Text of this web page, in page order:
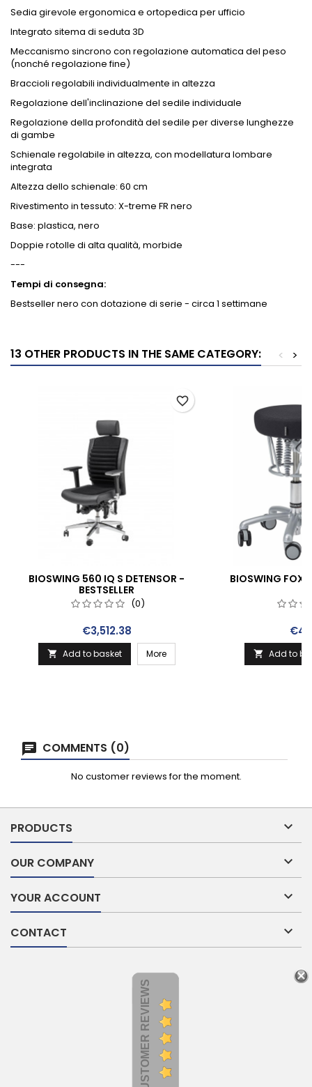
Sedia girevole ergonomica e ortopedica per ufficio
Integrato sitema di seduta 3D
Meccanismo sincrono con regolazione automatica del peso
(nonché regolazione fine)
Braccioli regolabili individualmente in altezza
Regolazione dell'inclinazione del sedile individuale
Regolazione della profondità del sedile per diverse lunghezze
di gambe
Schienale regolabile in altezza, con modellatura lombare
integrata
Altezza dello schienale: 60 cm
Rivestimento in tessuto: X-treme FR nero
Base: plastica, nero
Doppie rotolle di alta qualità, morbide
---
Tempi di consegna:
Bestseller nero con dotazione di serie - circa 1 settimane
13 OTHER PRODUCTS IN THE SAME CATEGORY: >
<
BIOSWING 560 IQ S DETENSOR -
BESTSELLER
(0)
Price
€3,512.38
 Add to basket More
favorite_border
BIOSWING
 Add to
COMMENTS (0)
No customer reviews for the moment.
PRODUCTS 
OUR COMPANY 
YOUR ACCOUNT 
CONTACT 
CUSTOMER REVIEWS